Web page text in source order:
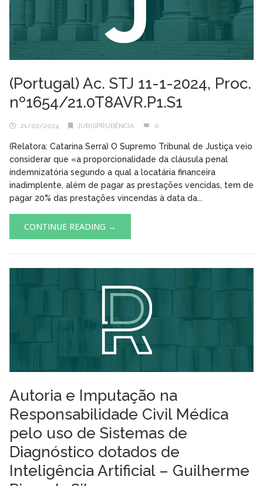
(Portugal) Ac. STJ 11-1-2024, Proc.
nº1654/21.0T8AVR.P1.S1
21/02/2024 JURISPRUDÊNCIA 0
(Relatora: Catarina Serra) O Supremo Tribunal de Justiça veio
considerar que «a proporcionalidade da cláusula penal
indemnizatória segundo a qual a locatária financeira
inadimplente, além de pagar as prestações vencidas, tem de
pagar 20% das prestações vincendas à data da...
CONTINUE READING →
Autoria e Imputação na
Responsabilidade Civil Médica
pelo uso de Sistemas de
Diagnóstico dotados de
Inteligência Artificial – Guilherme